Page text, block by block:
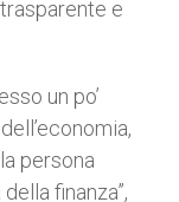
e
un po’
persona
finanza”,